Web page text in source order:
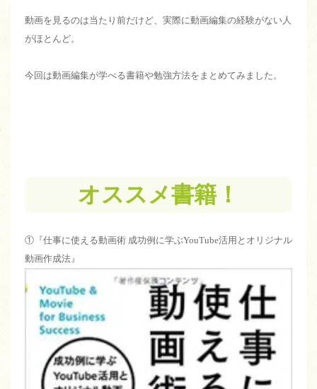
動画を見るのは当たり前だけど、実際に動画編集の経験がない人
がほとんど。
今回は動画編集が学べる書籍や勉強方法をまとめてみました。
オススメ書籍！
①『仕事に使える動画術 成功例に学ぶYouTube活用とオリジナル
動画作成法』